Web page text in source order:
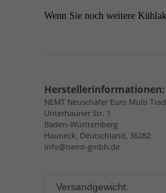
Wenn Sie noch weitere
Herstellerinformationen:
NEMT Neuschäfer Euro Multi
Unterhauner Str. 1
Baden-Württemberg
Hauneck, Deutschland, 36282
info@nemt-gmbh.de
Versandgewicht: